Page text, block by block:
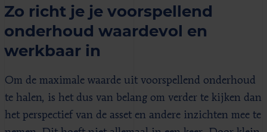
Zo richt je je voorspellend
onderhoud waardevol en
werkbaar in
Om de maximale waarde uit voorspellend onderhoud
te halen, is het dus van belang om verder te kijken dan
het perspectief van de asset en andere inzichten mee te